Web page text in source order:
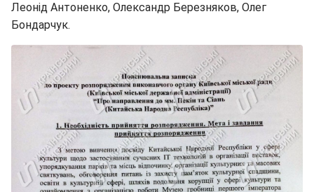
Леонід Антоненко, Олександр Березняков, Олег
Бондарчук.